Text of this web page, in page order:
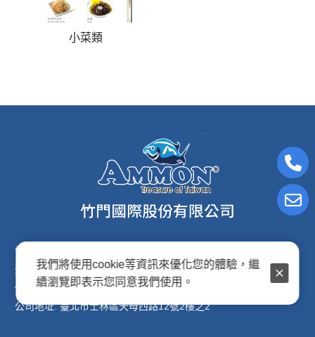
小菜類
電子信箱:ammon8@ms22.hinet.net
連絡電話: (02)2876-2691
傳真專線: (02)2876-2692
公司地址: 臺北市士林區天母西路12號2樓之2
我們將使用cookie等資訊來優化您的體驗，繼
續瀏覽即表示您同意我們使用。